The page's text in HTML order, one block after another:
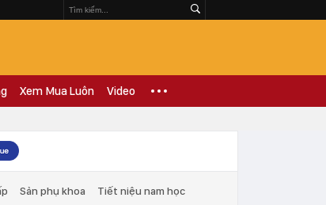
Xem Mua Luôn Video
Sản phụ khoa Tiết niệu nam học